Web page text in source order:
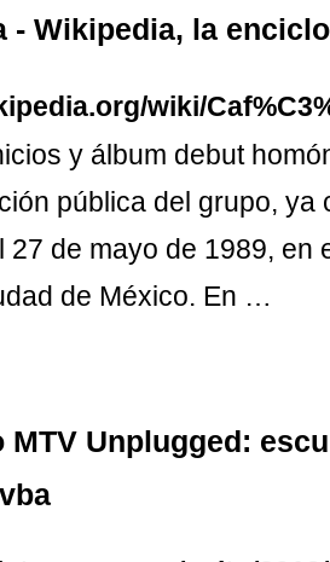
- Wikipedia, la
wiki/
y álbum debut
pública del grupo, ya
27 de mayo de 1989, en
de México. En …
MTV Unplugged: